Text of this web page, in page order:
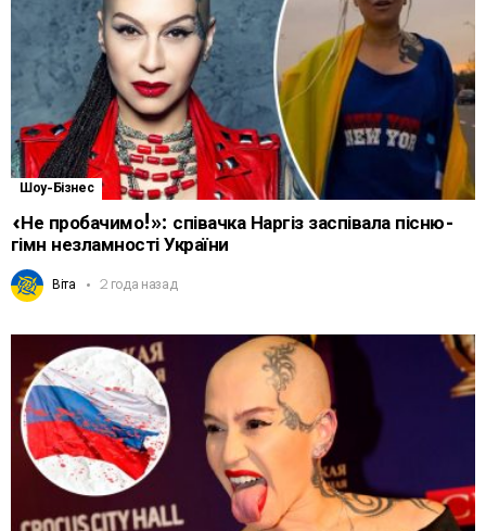
Шоу-Бізнес
«Не пробачимо!»: співачка Наргіз заспівала пісню-
гімн незламності України
Віта 2 года назад